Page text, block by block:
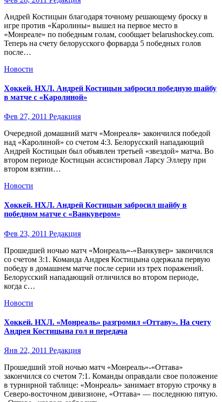
Андрей Костицын благодаря точному решающему броску в
игре против «Каролины» вышел на первое место в
«Монреале» по победным голам, сообщает belarushockey.com.
Теперь на счету белорусского форварда 5 победных голов
после…
Новости
Хоккей. НХЛ. Андрей Костицын забросил победную шайбу
в матче с «Каролиной»
Фев 27, 2011 Редакция
Очередной домашний матч «Монреаля» закончился победой
над «Каролиной» со счетом 4:3. Белорусский нападающий
Андрей Костицын был объявлен третьей «звездой» матча. Во
втором периоде Костицын ассистировал Ларсу Эллеру при
втором взятии…
Новости
Хоккей. НХЛ. Андрей Костицын забросил шайбу в
победном матче с «Ванкувером»
Фев 23, 2011 Редакция
Прошедшей ночью матч «Монреаль»-«Ванкувер» закончился
со счетом 3:1. Команда Андрея Костицына одержала первую
победу в домашнем матче после серии из трех поражений.
Белорусский нападающий отличился во втором периоде,
когда с…
Новости
Хоккей. НХЛ. «Монреаль» разгромил «Оттаву». На счету
Андрея Костицына гол и передача
Янв 22, 2011 Редакция
Прошедший этой ночью матч «Монреаль»-«Оттава»
закончился со счетом 7:1. Команды оправдали свое положение
в турнирной таблице: «Монреаль» занимает вторую строчку в
Северо-восточном дивизионе, «Оттава» — последнюю пятую.